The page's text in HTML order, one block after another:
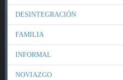
DESINTEGRACIÓN
FAMILIA
INFORMAL
NOVIAZGO